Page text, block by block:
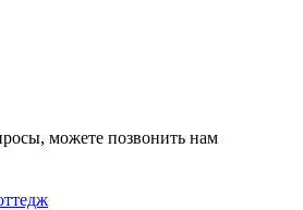
можете позвонить нам